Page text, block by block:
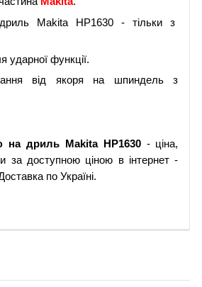
Makita HP1630 - тільки з
ударної функції.
від якоря на шпиндель з
на дриль Makita HP1630 - ціна,
за доступною ціною в інтернет -
по Україні.